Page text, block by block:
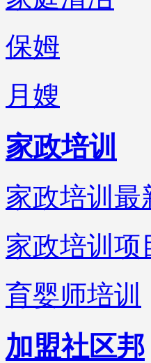
保姆
月嫂
家政培训
家政培训最
家政培训项
育婴师培训
加盟社区邦